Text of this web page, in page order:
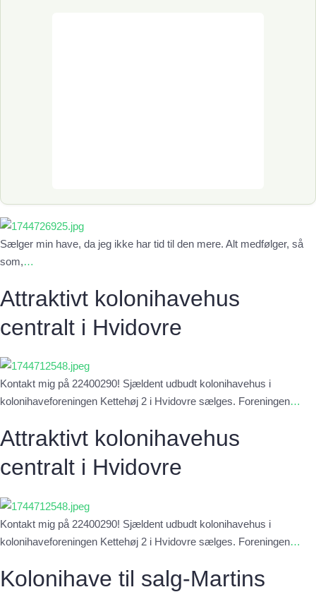
Sælger min have, da jeg ikke har tid til den mere. Alt medfølger, så
som,…
Attraktivt kolonihavehus
centralt i Hvidovre
Kontakt mig på 22400290! Sjældent udbudt kolonihavehus i
kolonihaveforeningen Kettehøj 2 i Hvidovre sælges. Foreningen…
Attraktivt kolonihavehus
centralt i Hvidovre
Kontakt mig på 22400290! Sjældent udbudt kolonihavehus i
kolonihaveforeningen Kettehøj 2 i Hvidovre sælges. Foreningen…
Kolonihave til salg-Martins